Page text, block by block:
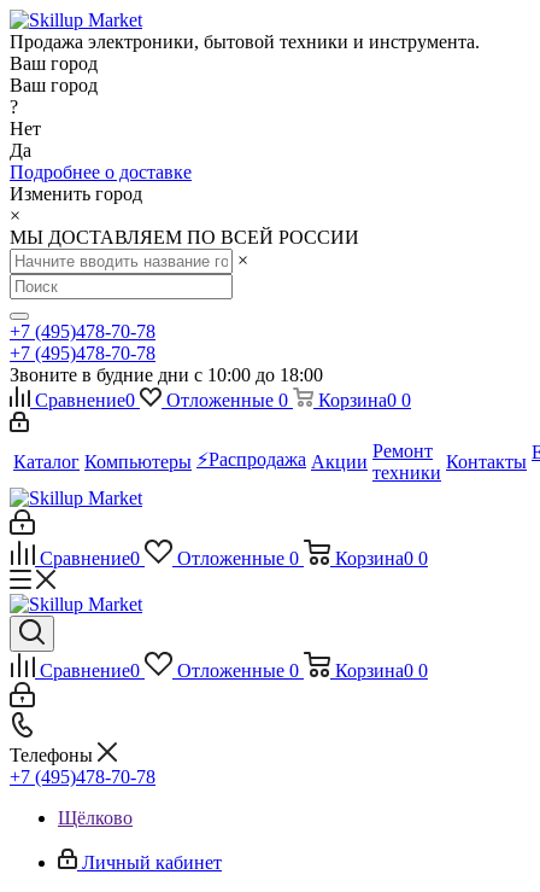
Продажа электроники, бытовой техники и инструмента.
Ваш город
Ваш город
?
Нет
Да
Подробнее о доставке
Изменить город
×
МЫ ДОСТАВЛЯЕМ ПО ВСЕЙ РОССИИ
×
+7 (495)478-70-78
+7 (495)478-70-78
Звоните в будние дни с 10:00 до 18:00
Сравнение0 Отложенные 0 Корзина0 0
Каталог Компьютеры ⚡️Распродажа Акции
Ремонт
техники
Контакты
Сравнение0 Отложенные 0 Корзина0 0
Сравнение0 Отложенные 0 Корзина0 0
Телефоны
+7 (495)478-70-78
Щёлково
Личный кабинет